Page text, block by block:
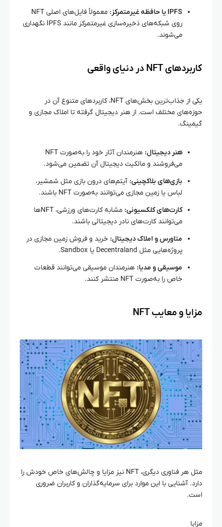
IPFS یا حافظه غیرمتمرکز:
معمولاً فایل‌های اصلی NFT
روی شبکه‌های ذخیره‌سازی غیرمتمرکز مانند IPFS نگهداری
می‌شوند.
کاربردهای NFT در دنیای واقعی
یکی از جذاب‌ترین بخش‌های NFT، کاربردهای متنوع آن در
حوزه‌های مختلف است. از هنر دیجیتال گرفته تا املاک مجازی و
گیمینگ.
هنر دیجیتال:
هنرمندان آثار خود را به‌صورت NFT
می‌فروشند و مالکیت دیجیتال آن تضمین می‌شود.
بازی‌های بلاکچینی: آیتم‌های درون بازی مثل شمشیر،
لباس یا زمین مجازی می‌توانند به‌صورت NFT باشند.
کارت‌های کلکسیونی:
مشابه کارت‌های ورزشی، NFTها
می‌توانند کارت‌های نادر دیجیتالی باشند.
متاورس و املاک دیجیتال: خرید و فروش زمین مجازی در
پروژه‌هایی مثل Decentraland یا Sandbox.
موسیقی و مدیا: هنرمندان موسیقی می‌توانند قطعات
خاص را به‌صورت NFT منتشر کنند.
مزایا و معایب NFT
مثل هر فناوری دیگری، NFT نیز مزایا و چالش‌های خاص خودش را
دارد. آشنایی با این موارد برای سرمایه‌گذاران و کاربران ضروری
است.
مزایا